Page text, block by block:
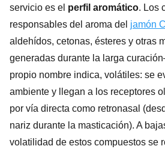
servicio es el perfil aromático. Los
responsables del aroma del jamón
aldehídos, cetonas, ésteres y otras
generadas durante la larga
propio nombre indica, volátiles: se
ambiente y llegan a los receptores
por vía directa como retronasal
nariz durante la masticación). A
volatilidad de estos compuestos se